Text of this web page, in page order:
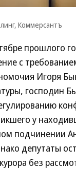
Коммерсантъ
прошлого
с
Игоря
господин
у
подчинении
депутаты
без